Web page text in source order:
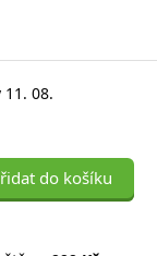
08.
do košíku